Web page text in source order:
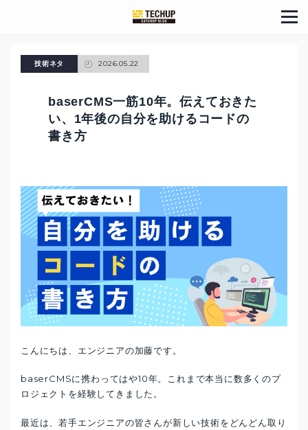
技術ネタ 2026.05.22
baserCMS一筋10年。伝えておきた
い、1年後の自分を助けるコードの
書き方
こんにちは、エンジニアの加藤です。
baserCMSに携わってはや10年。これまで本当に数多くのプ
ロジェクトを経験してきました。
最近は、若手エンジニアの皆さんが新しい技術をどんどん取り